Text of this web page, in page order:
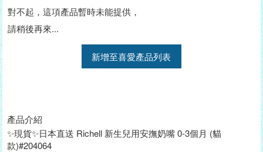
對不起，這項產品暫時未能提供，
請稍後再來...
新增至喜愛產品列表
產品介紹
✨現貨✨日本直送 Richell 新生兒用安撫奶嘴 0-3個月 (貓
款)#204064